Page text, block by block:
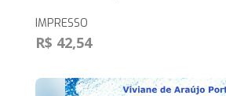
IMPRESSO
R$ 42,54